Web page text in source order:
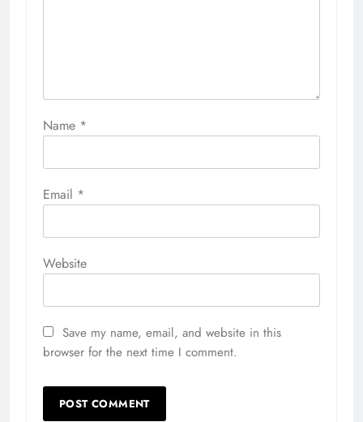
Name *
Email *
Website
Save my name, email, and website in this
browser for the next time I comment.